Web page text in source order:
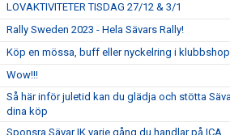
LOVAKTIVITETER TISDAG 27/12 & 3/1
Rally Sweden 2023 - Hela Sävars Rally!
Köp en mössa, buff eller nyckelring i
Wow!!!
Så här inför juletid kan du glädja och stötta
dina köp
Sponsra Sävar IK varje gång du handlar på ICA